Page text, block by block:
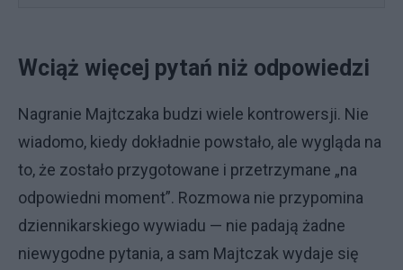
Wciąż więcej pytań niż odpowiedzi
Nagranie Majtczaka budzi wiele kontrowersji. Nie
wiadomo, kiedy dokładnie powstało, ale wygląda na
to, że zostało przygotowane i przetrzymane „na
odpowiedni moment”. Rozmowa nie przypomina
dziennikarskiego wywiadu — nie padają żadne
niewygodne pytania, a sam Majtczak wydaje się